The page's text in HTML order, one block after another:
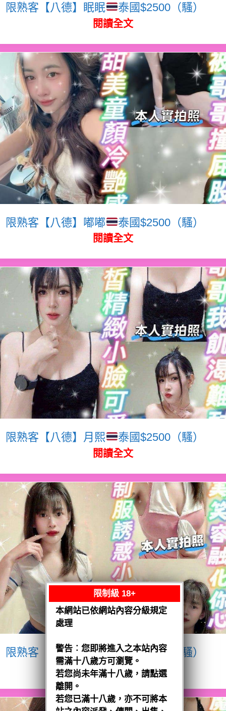
限熟客【八德】眠眠 泰國$2500（騷）
閱讀全文
限熟客【八德】嘟嘟 泰國$2500（騷）
閱讀全文
限熟客【八德】月熙 泰國$2500（騷）
閱讀全文
限熟客【八德】宥瑄 泰國$2500（騷）
閱讀全文
限制級 18+
本網站已依網站內容分級規定
處理
警告︰您即將進入之本站內容
需滿十八歲方可瀏覽。
若您尚未年滿十八歲，請點選
離開。
若您已滿十八歲，亦不可將本